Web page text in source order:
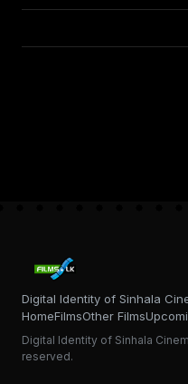
Digital Identity of Sinhala
HomeFilmsOther Films
Digital Identity of Sinhala
reserved.